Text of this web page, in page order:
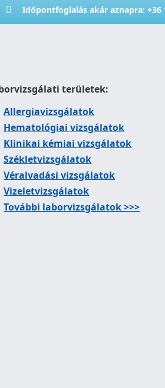
Időpontfoglalás akár aznapra: +36
területek:
Allergiavizsgálatok
Hematológiai vizsgálatok
Klinikai kémiai vizsgálatok
Székletvizsgálatok
Véralvadási vizsgálatok
Vizeletvizsgálatok
További laborvizsgálatok >>>